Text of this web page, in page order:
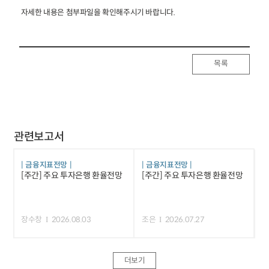
자세한 내용은 첨부파일을 확인해주시기 바랍니다.
목록
관련보고서
금융지표전망
[주간] 주요 투자은행 환율전망
장수창 2026.08.03
금융지표전망
[주간] 주요 투자은행 환율전망
조은 2026.07.27
더보기